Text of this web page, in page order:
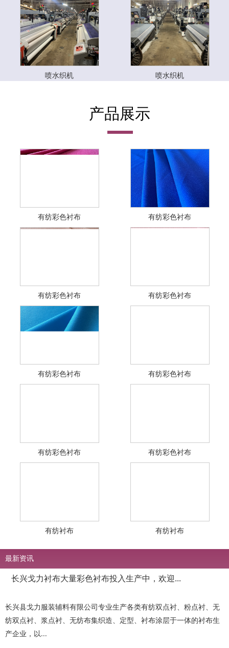
喷水织机 喷水织机
产品展示
有纺彩色衬布 有纺彩色衬布
有纺彩色衬布 有纺彩色衬布
有纺彩色衬布 有纺彩色衬布
有纺彩色衬布 有纺彩色衬布
有纺衬布 有纺衬布
最新资讯
长兴戈力衬布大量彩色衬布投入生产中，欢迎...
长兴县戈力服装辅料有限公司专业生产各类有纺双点衬、粉点衬、无
纺双点衬、浆点衬、无纺布集织造、定型、衬布涂层于一体的衬布生
产企业，以...